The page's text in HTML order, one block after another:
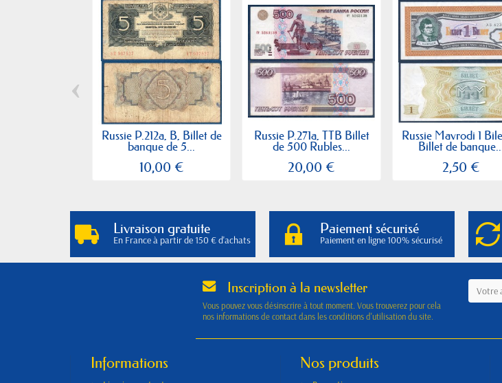
Russie P.212a, B, Billet de
banque de 5...
10,00 €
Russie P.271a, TTB Billet
de 500 Rubles...
20,00 €
Russie Mavrodi 1
Billet de
2,50 €
‹
Livraison gratuite
En France à partir de 150 € d'achats
Paiement sécurisé
Paiement en ligne 100% sécurisé
Inscription à la newsletter
Vous pouvez vous désinscrire à tout moment. Vous trouverez pour cela
nos informations de contact dans les conditions d'utilisation du site.
Informations Nos produits